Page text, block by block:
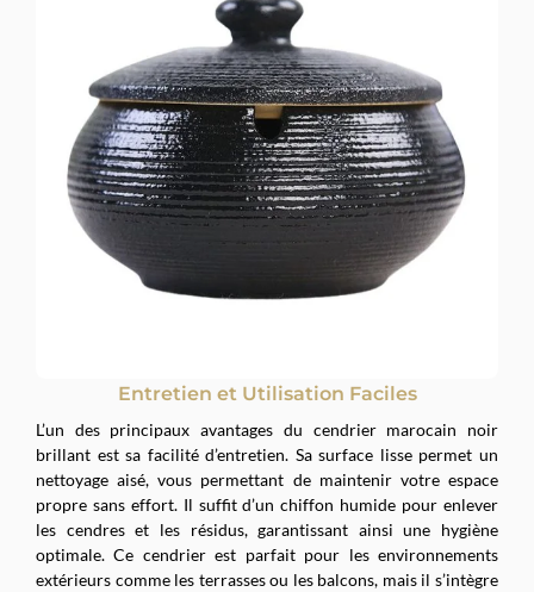
Entretien et Utilisation Faciles
L’un des principaux avantages du cendrier marocain noir
brillant est sa facilité d’entretien. Sa surface lisse permet un
nettoyage aisé, vous permettant de maintenir votre espace
propre sans effort. Il suffit d’un chiffon humide pour enlever
les cendres et les résidus, garantissant ainsi une hygiène
optimale. Ce cendrier est parfait pour les environnements
extérieurs comme les terrasses ou les balcons, mais il s’intègre